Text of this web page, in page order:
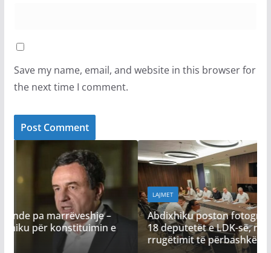
Save my name, email, and website in this browser for
the next time I comment.
LAJMET
Abdixhiku poston fotografi nga takimi i GP: Me
18 deputetët e LDK-së, në përcaktimin e
rrugëtimit të përbashkët përpara